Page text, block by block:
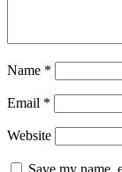
Name *
Email *
Website